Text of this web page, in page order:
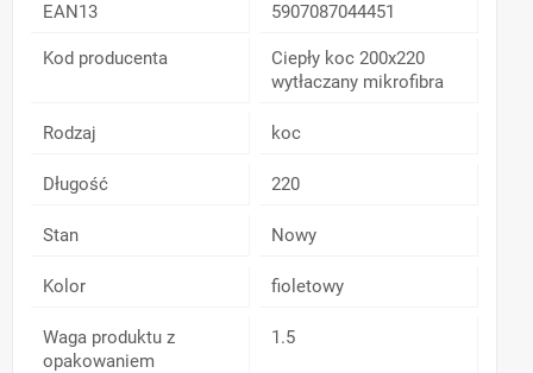
EAN13 5907087044451
Kod producenta
Ciepły koc 200x220
wytłaczany mikrofibra
Rodzaj koc
Długość 220
Stan Nowy
Kolor fioletowy
Waga produktu z
opakowaniem
1.5